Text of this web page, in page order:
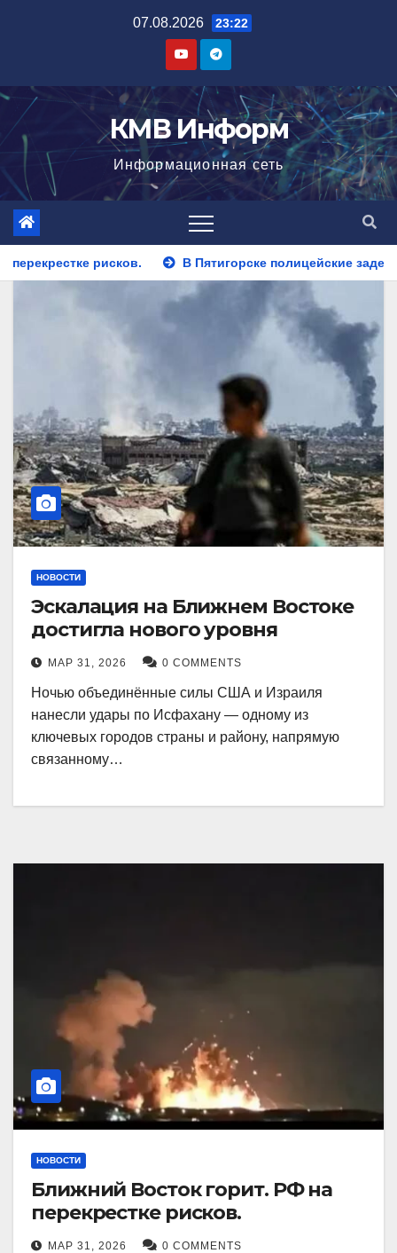
07.08.2026 23:22
КМВ Информ
Информационная сеть
В Пятигорске полицейские задержали закладчика,
НОВОСТИ
Эскалация на Ближнем Востоке
достигла нового уровня
МАР 31, 2026 0 COMMENTS
Ночью объединённые силы США и Израиля
нанесли удары по Исфахану — одному из
ключевых городов страны и району, напрямую
связанному…
НОВОСТИ
Ближний Восток горит. РФ на
перекрестке рисков.
МАР 31, 2026 0 COMMENTS